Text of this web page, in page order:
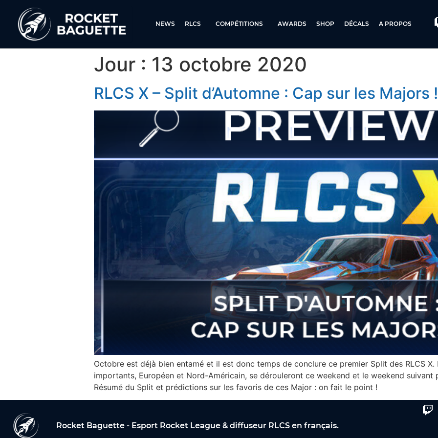
NEWS RLCS COMPÉTITIONS AWARDS SHOP DÉCALS A PROPOS
Jour : 13 octobre 2020
RLCS X – Split d’Automne : Cap sur les Majors !
Octobre est déjà bien entamé et il est donc temps de conclure ce premier Split des RLCS X.
importants, Européen et Nord-Américain, se dérouleront ce weekend et le weekend suivant
Résumé du Split et prédictions sur les favoris de ces Major : on fait le point !
Rocket Baguette - Esport Rocket League & diffuseur RLCS en français.